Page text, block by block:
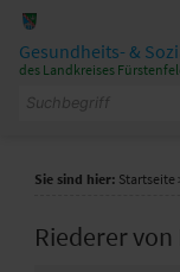
Zum Inhalt
Gesundheits- &
des Landkreises
Sie sind hier: Startseite
Riederer